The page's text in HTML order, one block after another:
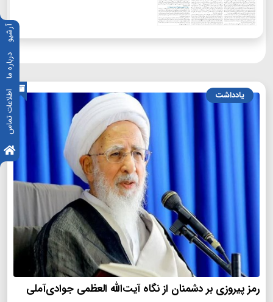
آرشیو
درباره ما
اطلاعات تماس یادداشت
رمز پیروزی بر دشمنان از نگاه آیت‌الله العظمی جوادی‌آملی